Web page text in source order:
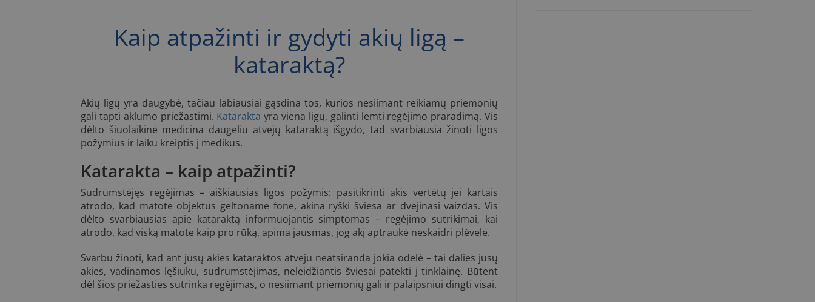
Kaip atpažinti ir gydyti akių ligą –
kataraktą?
Akių ligų yra daugybė, tačiau labiausiai gąsdina tos, kurios nesiimant reikiamų priemonių
gali tapti aklumo priežastimi. Katarakta yra viena ligų, galinti lemti regėjimo praradimą. Vis
dėlto šiuolaikinė medicina daugeliu atvejų kataraktą išgydo, tad svarbiausia žinoti ligos
požymius ir laiku kreiptis į medikus.
Katarakta – kaip atpažinti?
Sudrumstėjęs regėjimas – aiškiausias ligos požymis: pasitikrinti akis vertėtų jei kartais
atrodo, kad matote objektus geltoname fone, akina ryški šviesa ar dvejinasi vaizdas. Vis
dėlto svarbiausias apie kataraktą informuojantis simptomas – regėjimo sutrikimai, kai
atrodo, kad viską matote kaip pro rūką, apima jausmas, jog akį aptraukė neskaidri plėvelė.
Svarbu žinoti, kad ant jūsų akies kataraktos atveju neatsiranda jokia odelė – tai dalies jūsų
akies, vadinamos lęšiuku, sudrumstėjimas, neleidžiantis šviesai patekti į tinklainę. Būtent
dėl šios priežasties sutrinka regėjimas, o nesiimant priemonių gali ir palaipsniui dingti visai.